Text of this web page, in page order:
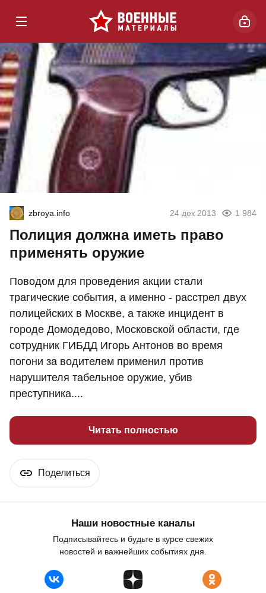
zbroya.info 24 дек 2013 1 984
Полиция должна иметь право
применять оружие
Поводом для проведения акции стали
трагические события, а именно - расстрел двух
полицейских в Москве, а также инцидент в
городе Домодедово, Московской области, где
сотрудник ГИБДД Игорь Антонов во время
погони за водителем применил против
нарушителя табельное оружие, убив
преступника....
Читать полностью
Поделиться
Наши новостные каналы
Подписывайтесь и будьте в курсе свежих
новостей и важнейших событиях дня.